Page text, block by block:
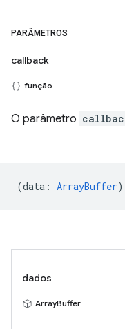
PARÂMETROS
callback
função
O parâmetro
(data : ArrayBuffer)
dados
ArrayBuffer